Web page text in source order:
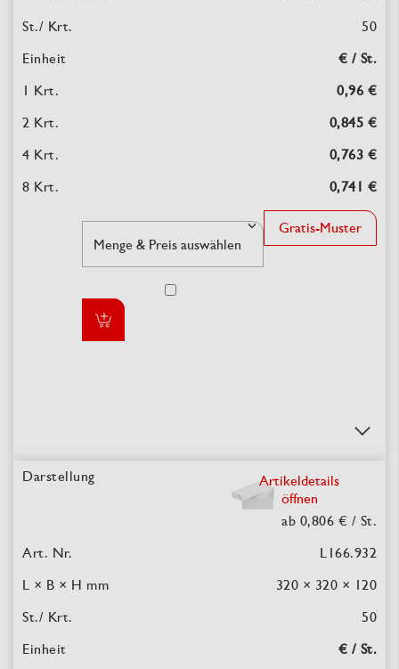
50
€ / St.
0,96 €
0,845 €
0,763 €
0,741 €
Gratis-Muster
Artikeldetails
öffnen
ab 0,806 € / St.
L166.932
320 × 320 × 120
50
€ / St.